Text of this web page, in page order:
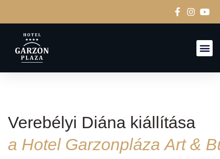
Verebélyi Diána kiállítása
a Hotel Garzonpláza Art &